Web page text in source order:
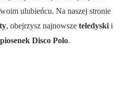
ulubieńcu. Na naszej stronie
, obejrzysz najnowsze teledyski i
piosenek Disco Polo.